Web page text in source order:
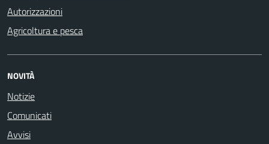
Autorizzazioni
Agricoltura e pesca
NOVITÀ
Notizie
Comunicati
Avvisi